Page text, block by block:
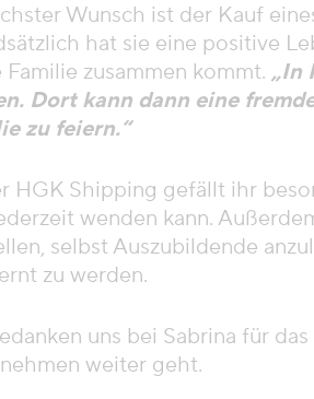
Wunsch ist der Kauf
hat sie eine positive
Familie zusammen kommt. „In
Dort kann dann eine
zu feiern.“
HGK Shipping gefällt ihr
wenden kann.
selbst Auszubildende
zu werden.
uns bei Sabrina für
weiter geht.